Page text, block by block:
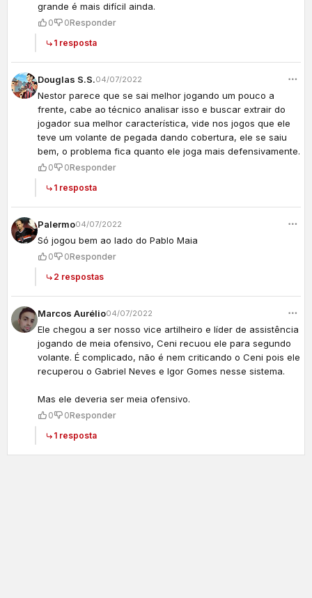
grande é mais difícil ainda.
0 0Responder
1 resposta
Douglas S.S.04/07/2022
Nestor parece que se sai melhor jogando um pouco a
frente, cabe ao técnico analisar isso e buscar extrair do
jogador sua melhor característica, vide nos jogos que ele
teve um volante de pegada dando cobertura, ele se saiu
bem, o problema fica quanto ele joga mais defensivamente.
0 0Responder
1 resposta
Palermo04/07/2022
Só jogou bem ao lado do Pablo Maia
0 0Responder
2 respostas
Marcos Aurélio04/07/2022
Ele chegou a ser nosso vice artilheiro e líder de assistência
jogando de meia ofensivo, Ceni recuou ele para segundo
volante. É complicado, não é nem criticando o Ceni pois ele
recuperou o Gabriel Neves e Igor Gomes nesse sistema.
Mas ele deveria ser meia ofensivo.
0 0Responder
1 resposta